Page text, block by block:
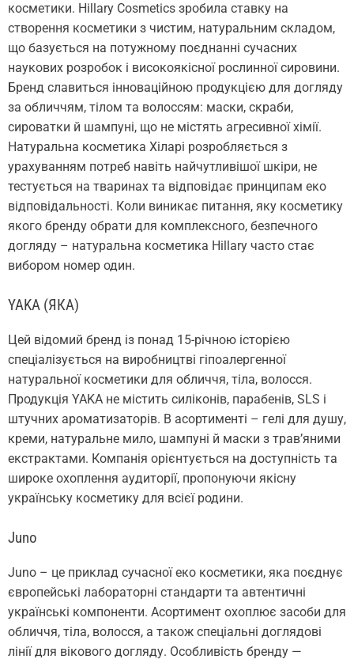
косметики. Hillary Cosmetics зробила ставку на
створення косметики з чистим, натуральним складом,
що базується на потужному поєднанні сучасних
наукових розробок і високоякісної рослинної сировини.
Бренд славиться інноваційною продукцією для догляду
за обличчям, тілом та волоссям: маски, скраби,
сироватки й шампуні, що не містять агресивної хімії.
Натуральна косметика Хіларі розробляється з
урахуванням потреб навіть найчутливішої шкіри, не
тестується на тваринах та відповідає принципам еко
відповідальності. Коли виникає питання, яку косметику
якого бренду обрати для комплексного, безпечного
догляду – натуральна косметика Hillary часто стає
вибором номер один.
YAKA (ЯКА)
Цей відомий бренд із понад 15-річною історією
спеціалізується на виробництві гіпоалергенної
натуральної косметики для обличчя, тіла, волосся.
Продукція YAKA не містить силіконів, парабенів, SLS і
штучних ароматизаторів. В асортименті – гелі для душу,
креми, натуральне мило, шампуні й маски з трав’яними
екстрактами. Компанія орієнтується на доступність та
широке охоплення аудиторії, пропонуючи якісну
українську косметику для всієї родини.
Juno
Juno – це приклад сучасної еко косметики, яка поєднує
європейські лабораторні стандарти та автентичні
українські компоненти. Асортимент охоплює засоби для
обличчя, тіла, волосся, а також спеціальні доглядові
лінії для вікового догляду. Особливість бренду —